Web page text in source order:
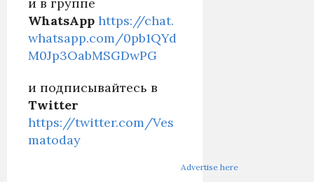
WhatsApp https://chat.
whatsapp.com/0pb1QYd
M0Jp3OabMSGDwPG
и подписывайтесь в
Twitter
https://twitter.com/Ves
matoday
Advertise here